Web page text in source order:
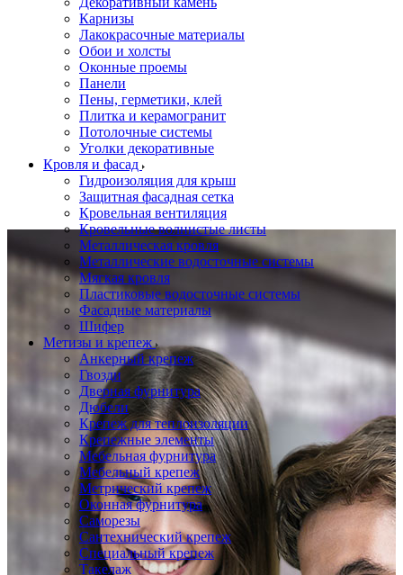
Карнизы
Лакокрасочные материалы
Обои и холсты
Оконные проемы
Панели
Пены, герметики, клей
Плитка и керамогранит
Потолочные системы
Уголки декоративные
Кровля и фасад
Гидроизоляция для крыш
Защитная фасадная сетка
Кровельная вентиляция
Кровельные волнистые листы
Металлическая кровля
Металлические водосточные системы
Мягкая кровля
Пластиковые водосточные системы
Фасадные материалы
Шифер
Метизы и крепеж
Анкерный крепеж
Гвозди
Дверная фурнитура
Дюбели
Крепеж для теплоизоляции
Крепежные элементы
Мебельная фурнитура
Мебельный крепеж
Метрический крепеж
Оконная фурнитура
Саморезы
Сантехнический крепеж
Специальный крепеж
Такелаж